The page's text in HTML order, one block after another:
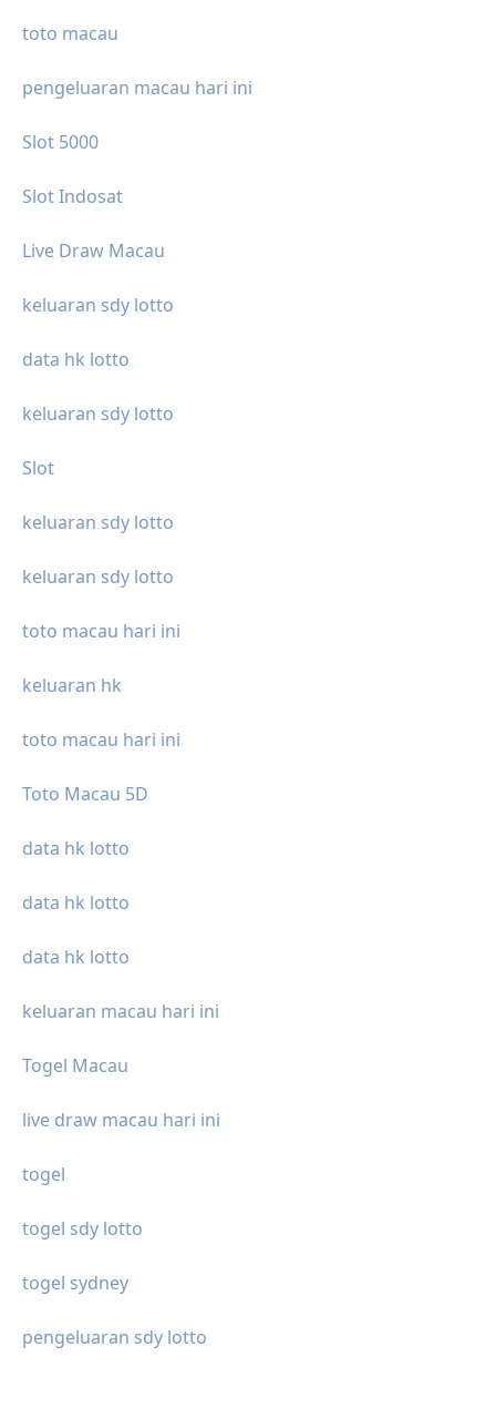
toto macau
pengeluaran macau hari ini
Slot 5000
Slot Indosat
Live Draw Macau
keluaran sdy lotto
data hk lotto
keluaran sdy lotto
Slot
keluaran sdy lotto
keluaran sdy lotto
toto macau hari ini
keluaran hk
toto macau hari ini
Toto Macau 5D
data hk lotto
data hk lotto
data hk lotto
keluaran macau hari ini
Togel Macau
live draw macau hari ini
togel
togel sdy lotto
togel sydney
pengeluaran sdy lotto